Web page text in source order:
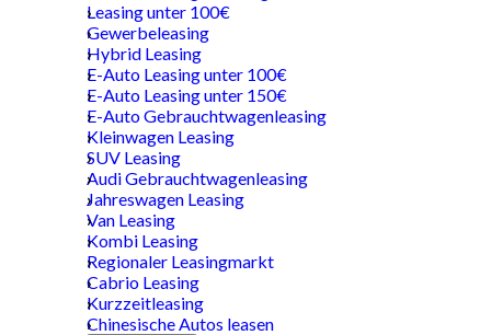
Leasing unter 100€
Gewerbeleasing
Hybrid Leasing
E-Auto Leasing unter 100€
E-Auto Leasing unter 150€
E-Auto Gebrauchtwagenleasing
Kleinwagen Leasing
SUV Leasing
Audi Gebrauchtwagenleasing
Jahreswagen Leasing
Van Leasing
Kombi Leasing
Regionaler Leasingmarkt
Cabrio Leasing
Kurzzeitleasing
Chinesische Autos leasen